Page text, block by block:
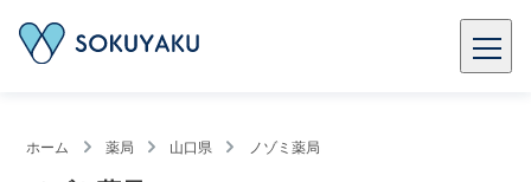
ホーム 薬局 山口県 ノゾミ薬局